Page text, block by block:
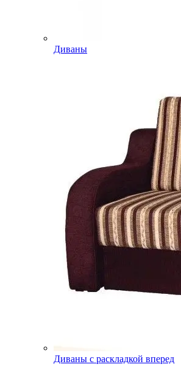
Диваны
Диваны с раскладкой вперед